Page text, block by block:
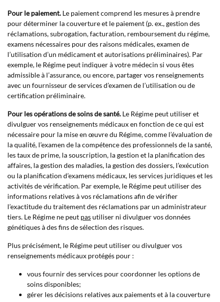
Pour le paiement. Le paiement comprend les mesures à prendre
pour déterminer la couverture et le paiement (p. ex., gestion des
réclamations, subrogation, facturation, remboursement du régime,
examens nécessaires pour des raisons médicales, examen de
l’utilisation d’un médicament et autorisations préliminaires). Par
exemple, le Régime peut indiquer à votre médecin si vous êtes
admissible à l’assurance, ou encore, partager vos renseignements
avec un fournisseur de services d’examen de l’utilisation ou de
certification préliminaire.
Pour les opérations de soins de santé. Le Régime peut utiliser et
divulguer vos renseignements médicaux en fonction de ce qui est
nécessaire pour la mise en œuvre du Régime, comme l’évaluation de
la qualité, l’examen de la compétence des professionnels de la santé,
les taux de prime, la souscription, la gestion et la planification des
affaires, la gestion des maladies, la gestion des dossiers, l’exécution
ou la planification d’examens médicaux, les services juridiques et les
activités de vérification. Par exemple, le Régime peut utiliser des
informations relatives à vos réclamations afin de vérifier
l’exactitude du traitement des réclamations par un administrateur
tiers. Le Régime ne peut pasutiliser ni divulguer vos données
génétiques à des fins de sélection des risques.
Plus précisément, le Régime peut utiliser ou divulguer vos
renseignements médicaux protégés pour :
vous fournir des services pour coordonner les options de
soins disponibles;
gérer les décisions relatives aux paiements et à la couverture